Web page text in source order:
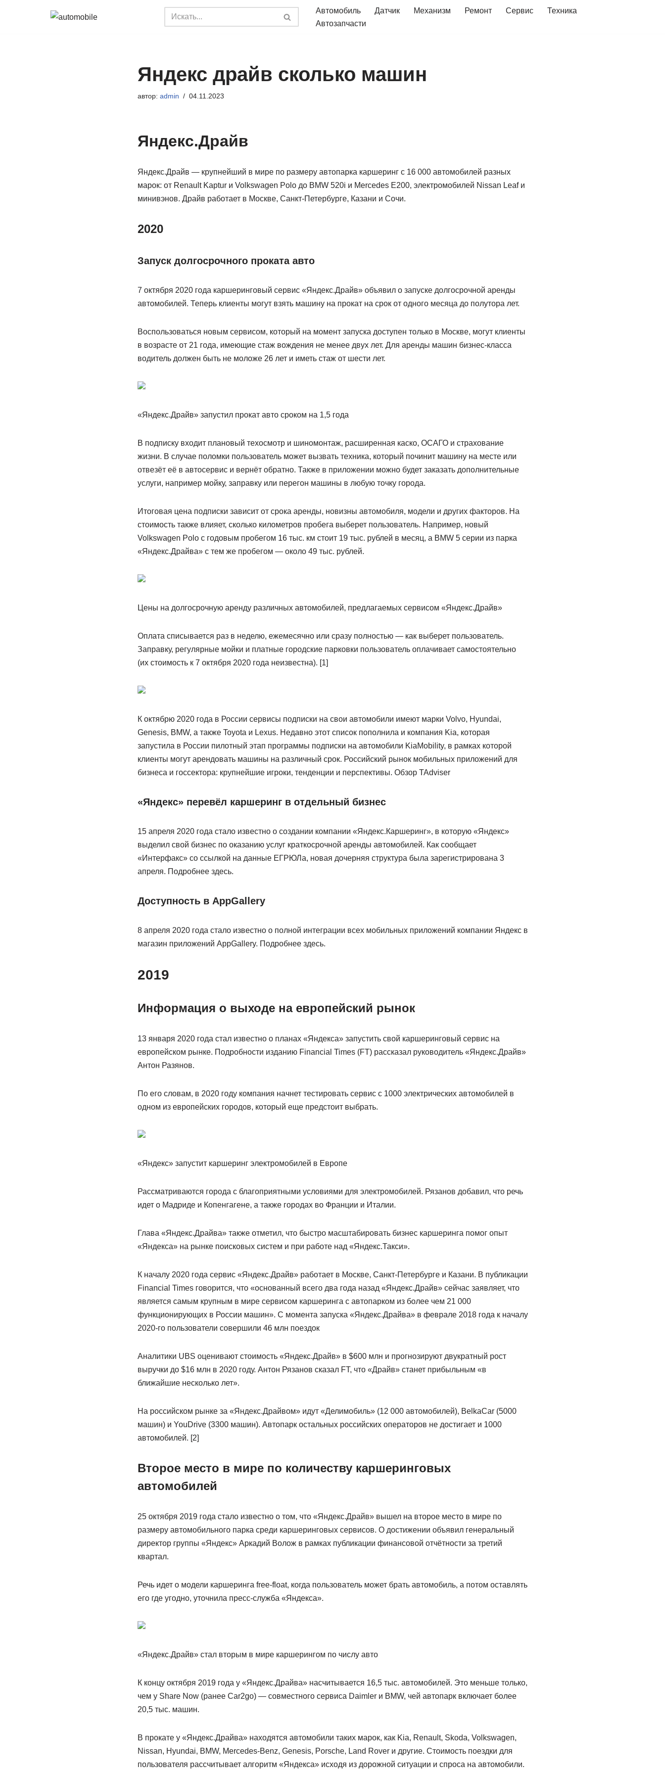
Автомобиль Датчик Механизм Ремонт Сервис
Техника
Автозапчасти
Яндекс драйв сколько машин
автор: admin 04.11.2023
Яндекс.Драйв
Яндекс.Драйв — крупнейший в мире по размеру автопарка каршеринг с 16 000 автомобилей разных
марок: от Renault Kaptur и Volkswagen Polo до BMW 520i и Mercedes E200, электромобилей Nissan Leaf и
минивэнов. Драйв работает в Москве, Санкт-Петербурге, Казани и Сочи.
2020
Запуск долгосрочного проката авто
7 октября 2020 года каршеринговый сервис «Яндекс.Драйв» объявил о запуске долгосрочной аренды
автомобилей. Теперь клиенты могут взять машину на прокат на срок от одного месяца до полутора лет.
Воспользоваться новым сервисом, который на момент запуска доступен только в Москве, могут клиенты
в возрасте от 21 года, имеющие стаж вождения не менее двух лет. Для аренды машин бизнес-класса
водитель должен быть не моложе 26 лет и иметь стаж от шести лет.
«Яндекс.Драйв» запустил прокат авто сроком на 1,5 года
В подписку входит плановый техосмотр и шиномонтаж, расширенная каско, ОСАГО и страхование
жизни. В случае поломки пользователь может вызвать техника, который починит машину на месте или
отвезёт её в автосервис и вернёт обратно. Также в приложении можно будет заказать дополнительные
услуги, например мойку, заправку или перегон машины в любую точку города.
Итоговая цена подписки зависит от срока аренды, новизны автомобиля, модели и других факторов. На
стоимость также влияет, сколько километров пробега выберет пользователь. Например, новый
Volkswagen Polo с годовым пробегом 16 тыс. км стоит 19 тыс. рублей в месяц, а BMW 5 серии из парка
«Яндекс.Драйва» с тем же пробегом — около 49 тыс. рублей.
Цены на долгосрочную аренду различных автомобилей, предлагаемых сервисом «Яндекс.Драйв»
Оплата списывается раз в неделю, ежемесячно или сразу полностью — как выберет пользователь.
Заправку, регулярные мойки и платные городские парковки пользователь оплачивает самостоятельно
(их стоимость к 7 октября 2020 года неизвестна). [1]
К октябрю 2020 года в России сервисы подписки на свои автомобили имеют марки Volvo, Hyundai,
Genesis, BMW, а также Toyota и Lexus. Недавно этот список пополнила и компания Kia, которая
запустила в России пилотный этап программы подписки на автомобили KiaMobility, в рамках которой
клиенты могут арендовать машины на различный срок. Российский рынок мобильных приложений для
бизнеса и госсектора: крупнейшие игроки, тенденции и перспективы. Обзор TAdviser
«Яндекс» перевёл каршеринг в отдельный бизнес
15 апреля 2020 года стало известно о создании компании «Яндекс.Каршеринг», в которую «Яндекс»
выделил свой бизнес по оказанию услуг краткосрочной аренды автомобилей. Как сообщает
«Интерфакс» со ссылкой на данные ЕГРЮЛа, новая дочерняя структура была зарегистрирована 3
апреля. Подробнее здесь.
Доступность в AppGallery
8 апреля 2020 года стало известно о полной интеграции всех мобильных приложений компании Яндекс в
магазин приложений AppGallery. Подробнее здесь.
2019
Информация о выходе на европейский рынок
13 января 2020 года стал известно о планах «Яндекса» запустить свой каршеринговый сервис на
европейском рынке. Подробности изданию Financial Times (FT) рассказал руководитель «Яндекс.Драйв»
Антон Разянов.
По его словам, в 2020 году компания начнет тестировать сервис с 1000 электрических автомобилей в
одном из европейских городов, который еще предстоит выбрать.
«Яндекс» запустит каршеринг электромобилей в Европе
Рассматриваются города с благоприятными условиями для электромобилей. Рязанов добавил, что речь
идет о Мадриде и Копенгагене, а также городах во Франции и Италии.
Глава «Яндекс.Драйва» также отметил, что быстро масштабировать бизнес каршеринга помог опыт
«Яндекса» на рынке поисковых систем и при работе над «Яндекс.Такси».
К началу 2020 года сервис «Яндекс.Драйв» работает в Москве, Санкт-Петербурге и Казани. В публикации
Financial Times говорится, что «основанный всего два года назад «Яндекс.Драйв» сейчас заявляет, что
является самым крупным в мире сервисом каршеринга с автопарком из более чем 21 000
функционирующих в России машин». С момента запуска «Яндекс.Драйва» в феврале 2018 года к началу
2020-го пользователи совершили 46 млн поездок
Аналитики UBS оценивают стоимость «Яндекс.Драйв» в $600 млн и прогнозируют двукратный рост
выручки до $16 млн в 2020 году. Антон Рязанов сказал FT, что «Драйв» станет прибыльным «в
ближайшие несколько лет».
На российском рынке за «Яндекс.Драйвом» идут «Делимобиль» (12 000 автомобилей), BelkaCar (5000
машин) и YouDrive (3300 машин). Автопарк остальных российских операторов не достигает и 1000
автомобилей. [2]
Второе место в мире по количеству каршеринговых
автомобилей
25 октября 2019 года стало известно о том, что «Яндекс.Драйв» вышел на второе место в мире по
размеру автомобильного парка среди каршеринговых сервисов. О достижении объявил генеральный
директор группы «Яндекс» Аркадий Волож в рамках публикации финансовой отчётности за третий
квартал.
Речь идет о модели каршеринга free-float, когда пользователь может брать автомобиль, а потом оставлять
его где угодно, уточнила пресс-служба «Яндекса».
«Яндекс.Драйв» стал вторым в мире каршерингом по числу авто
К концу октября 2019 года у «Яндекс.Драйва» насчитывается 16,5 тыс. автомобилей. Это меньше только,
чем у Share Now (ранее Car2go) — совместного сервиса Daimler и BMW, чей автопарк включает более
20,5 тыс. машин.
В прокате у «Яндекс.Драйва» находятся автомобили таких марок, как Kia, Renault, Skoda, Volkswagen,
Nissan, Hyundai, BMW, Mercedes-Benz, Genesis, Porsche, Land Rover и другие. Стоимость поездки для
пользователя рассчитывает алгоритм «Яндекса» исходя из дорожной ситуации и спроса на автомобили.